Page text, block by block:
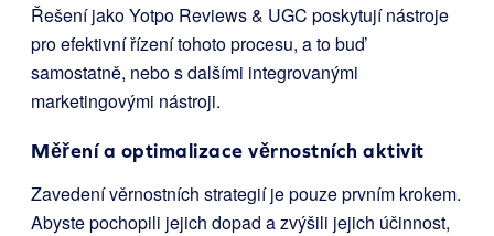
Řešení jako Yotpo Reviews & UGC poskytují nástroje
pro efektivní řízení tohoto procesu, a to buď
samostatně, nebo s dalšími integrovanými
marketingovými nástroji.
Měření a optimalizace věrnostních aktivit
Zavedení věrnostních strategií je pouze prvním krokem.
Abyste pochopili jejich dopad a zvýšili jejich účinnost,